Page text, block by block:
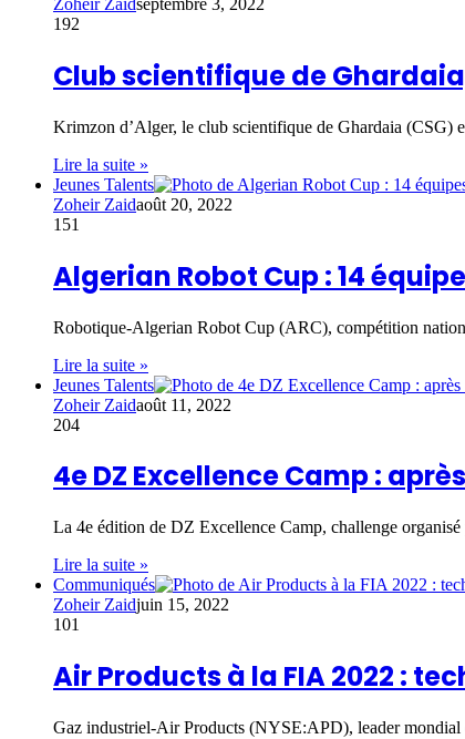
192
Club scientifique de
Krimzon d’Alger, le club scientifique de Ghardaia (CSG)
Lire la suite »
Jeunes Talents
Zoheir Zaidaoût 20, 2022
151
Algerian Robot Cup : 14
Robotique-Algerian Robot Cup (ARC), compétition
Lire la suite »
Jeunes Talents
Zoheir Zaidaoût 11, 2022
204
4e DZ Excellence Camp :
La 4e édition de DZ Excellence Camp, challenge
Lire la suite »
Communiqués
Zoheir Zaidjuin 15, 2022
101
Air Products à la FIA 2022 :
Gaz industriel-Air Products (NYSE:APD), leader mondial